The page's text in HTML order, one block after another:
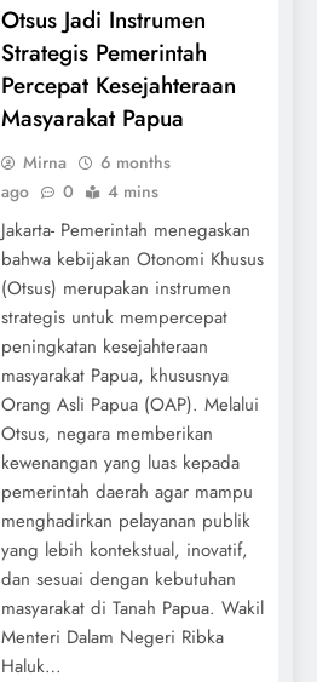
Otsus Jadi Instrumen
Strategis Pemerintah
Percepat Kesejahteraan
Masyarakat Papua
Mirna
6 months
ago
0 4 mins
Jakarta- Pemerintah menegaskan
bahwa kebijakan Otonomi Khusus
(Otsus) merupakan instrumen
strategis untuk mempercepat
peningkatan kesejahteraan
masyarakat Papua, khususnya
Orang Asli Papua (OAP). Melalui
Otsus, negara memberikan
kewenangan yang luas kepada
pemerintah daerah agar mampu
menghadirkan pelayanan publik
yang lebih kontekstual, inovatif,
dan sesuai dengan kebutuhan
masyarakat di Tanah Papua. Wakil
Menteri Dalam Negeri Ribka
Haluk…